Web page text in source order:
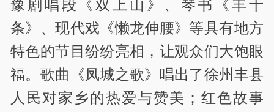
豫剧唱段《双上山》、琴书《丰十
条》、现代戏《懒龙伸腰》等具有地方
特色的节目纷纷亮相，让观众们大饱眼
福。歌曲《凤城之歌》唱出了徐州丰县
人民对家乡的热爱与赞美；红色故事